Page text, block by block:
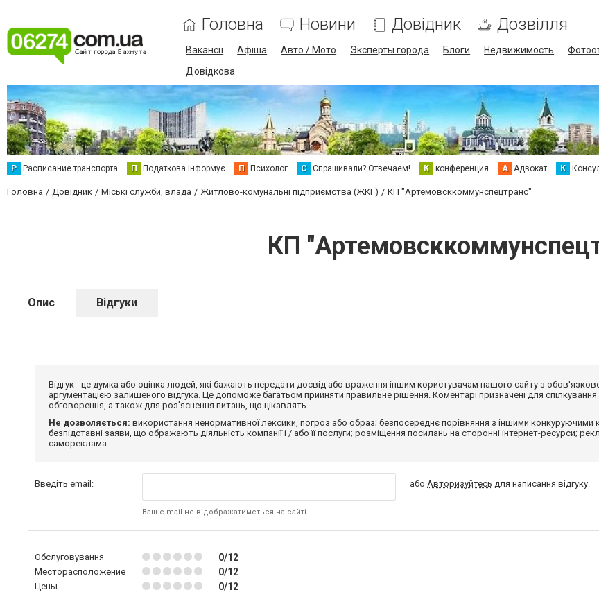
Головна Новини Довідник Дозвілля
Вакансії Афіша Авто / Мото Эксперты города Блоги Недвижимость
Довідкова
Р Расписание транспорта П Податкова інформує П Психолог С Спрашивали? Отвечаем! К конференция А Адвокат К
Головна Довідник Міські служби, влада Житлово-комунальні підприємства (ЖКГ) КП "Артемовсккоммунспецтранс"
КП
Опис Відгуки
Відгук - це думка або оцінка людей, які бажають передати досвід або враження іншим користувачам нашого сайту з
аргументацією залишеного відгука. Це допоможе багатьом прийняти правильне рішення. Коментарі призначені для спілкування
обговорення, а також для роз'яснення питань, що цікавлять.
Не дозволяється: використання ненормативної лексики, погроз або образ; безпосереднє порівняння з іншими конкуруючими
безпідставні заяви, що ображають діяльність компанії і / або її послуги; розміщення посилань на сторонні інтернет-ресурси;
самореклама.
Введіть email:
Ваш e-mail не відображатиметься на сайті
абоАвторизуйтесь для написання відгуку
Обслуговування 0/12
Месторасположение 0/12
Цены 0/12